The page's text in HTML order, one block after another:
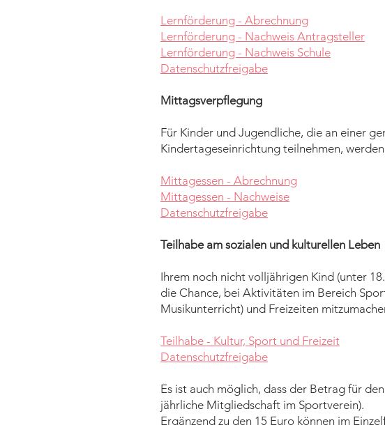
Lernförderung - Abrechnung
Lernförderung - Nachweis Antragsteller
Lernförderung - Nachweis Schule
Datenschutzfreigabe
Mittagsverpflegung
Für Kinder und Jugendliche, die an einer
Kindertageseinrichtung teilnehmen,
​Mittagessen - Abrechnung
Mittagessen - Nachweise
Datenschutzfreigabe
Teilhabe am sozialen und kulturellen Leben
Ihrem noch nicht volljährigen Kind (unter
die Chance, bei Aktivitäten im Bereich
Musikunterricht) und Freizeiten
Teilhabe - Kultur, Sport und Freizeit
Datenschutzfreigabe
Es ist auch möglich, dass der Betrag für
jährliche Mitgliedschaft im Sportverein).
Ergänzend zu den 15 Euro können im